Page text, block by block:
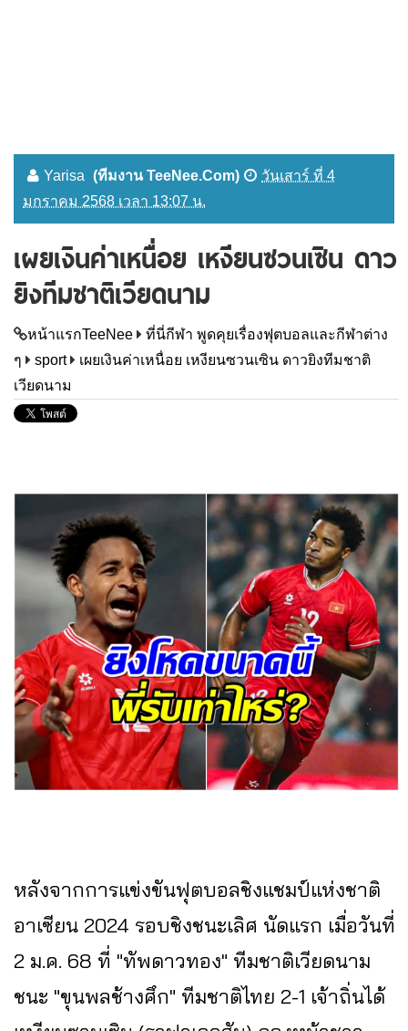
Yarisa (ทีมงาน TeeNee.Com)
วันเสาร์ ที่ 4
มกราคม 2568 เวลา 13:07 น.
เผยเงินค่าเหนื่อย เหงียนซวนเซิน ดาว
ยิงทีมชาติเวียดนาม
หน้าแรกTeeNee
ที่นี่กีฬา พูดคุยเรื่องฟุตบอลและกีฬาต่าง
ๆ
sport
เผยเงินค่าเหนื่อย เหงียนซวนเซิน ดาวยิงทีมชาติ
เวียดนาม
หลังจากการแข่งขันฟุตบอลชิงแชมป์แห่งชาติ
อาเซียน 2024 รอบชิงชนะเลิศ นัดแรก เมื่อวันที่
2 ม.ค. 68 ที่ "ทัพดาวทอง" ทีมชาติเวียดนาม
ชนะ "ขุนพลช้างศึก" ทีมชาติไทย 2-1 เจ้าถิ่นได้